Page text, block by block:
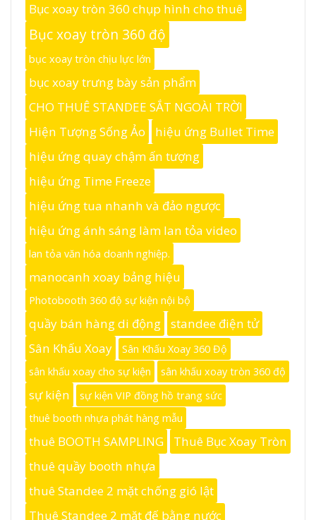
Bục xoay tròn 360 chụp hình cho thuê
Bục xoay tròn 360 độ
bục xoay tròn chịu lực lớn
bục xoay trưng bày sản phẩm
CHO THUÊ STANDEE SẮT NGOÀI TRỜI
Hiện Tượng Sống Ảo
hiệu ứng Bullet Time
hiệu ứng quay chậm ấn tượng
hiệu ứng Time Freeze
hiệu ứng tua nhanh và đảo ngược
hiệu ứng ánh sáng làm lan tỏa video
lan tỏa văn hóa doanh nghiệp.
manocanh xoay bảng hiệu
Photobooth 360 độ sự kiện nội bộ
quầy bán hàng di động
standee điện tử
Sân Khấu Xoay
Sân Khấu Xoay 360 Độ
sân khấu xoay cho sự kiện
sân khấu xoay tròn 360 độ
sự kiện
sự kiện VIP đồng hồ trang sức
thuê booth nhựa phát hàng mẫu
thuê BOOTH SAMPLING
Thuê Bục Xoay Tròn
thuê quầy booth nhựa
thuê Standee 2 mặt chống gió lật
Thuê Standee 2 mặt đế bằng nước